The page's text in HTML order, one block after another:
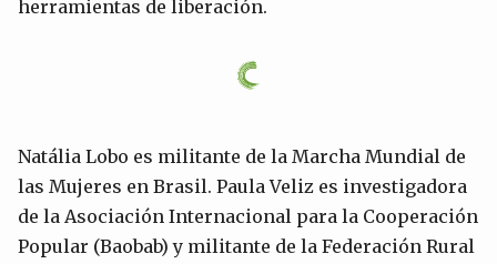
herramientas de liberación.
Natália Lobo es militante de la Marcha Mundial de
las Mujeres en Brasil. Paula Veliz es investigadora
de la Asociación Internacional para la Cooperación
Popular (Baobab) y militante de la Federación Rural